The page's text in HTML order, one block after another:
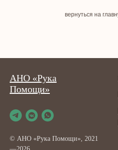
вернуться на
АНО «Рука
Помощи»
© АНО «Рука Помощи», 2021